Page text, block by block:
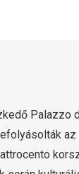
Palazzo
az